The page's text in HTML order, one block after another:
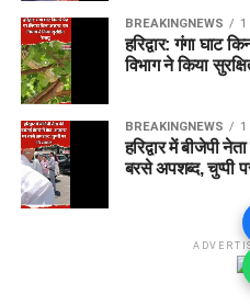
BREAKINGNEWS 1
हरिद्वार: गंगा घाट
विभाग ने किया
BREAKINGNEWS 1
हरिद्वार में बीजेपी
बरसे अपशब्द, चुप्पी